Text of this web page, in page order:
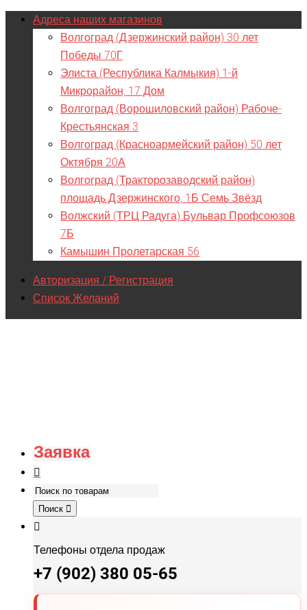
Адреса наших магазинов
Волгоград (Дзержинский район) 30 лет
Победы 70Г
Элиста (Республика Калмыкия) 1-й
Микрорайон, 17 Дом
Волгоград (Ворошиловский район) Рабоче-
Крестьянская 3
Волгоград (Красноармейский район) 50 лет
Октября 20А
Волгоград (Тракторозаводский район)
площадь Дзержинского, 1Б Семь Звёзд
Волжский (ТРЦ Радуга) Бульвар Профсоюзов
7Б
Камышин Пролетарская 56
Авторизация / Регистрация
Список Желаний
Заявка
Поиск
Телефоны отдела продаж
+7 (902) 380 05-65